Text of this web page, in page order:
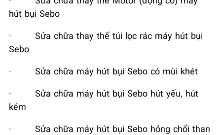
hút bụi Sebo
·
Sửa chữa thay thế túi lọc rác máy hút bụi
Sebo
·
Sửa chữa máy hút bụi Sebo có mùi khét
·
Sửa chữa máy hút bụi Sebo hút yếu, hút
kém
·
Sửa chữa máy hút bụi Sebo hỏng chổi than